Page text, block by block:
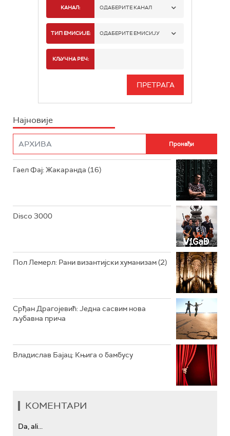
КАНАЛ: ОДАБЕРИТЕ КАНАЛ
РАДИО БЕОГРАД 1
РАДИО БЕОГРАД 3
РАДИО РОКЕНРОЛЕР
РАДИО ЏЕЗЕР
ТИП ЕМИСИЈЕ: ОДАБЕРИТЕ ЕМИСИЈУ
ИНФО
КЉУЧНА РЕЧ:
Најновије
Гаел Фај: Жакаранда (16)
Disco 3000
Пол Лемерл: Рани византијски хуманизам (2)
Срђан Драгојевић: Једна сасвим нова
љубавна прича
Владислав Бајац: Књига о бамбусу
КОМЕНТАРИ
Da, ali...